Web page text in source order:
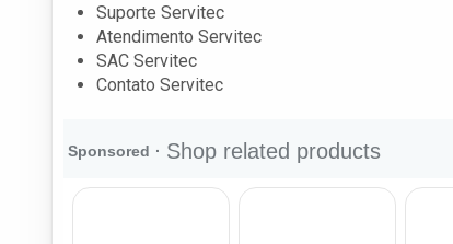
Suporte Servitec
Atendimento Servitec
SAC Servitec
Contato Servitec